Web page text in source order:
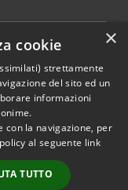
© 2026 • Comune di
• Powered by
•Accesso
redazione
×
cookie
strettamente
del sito ed un
informazioni
con la navigazione, per
al seguente link
TUTTO